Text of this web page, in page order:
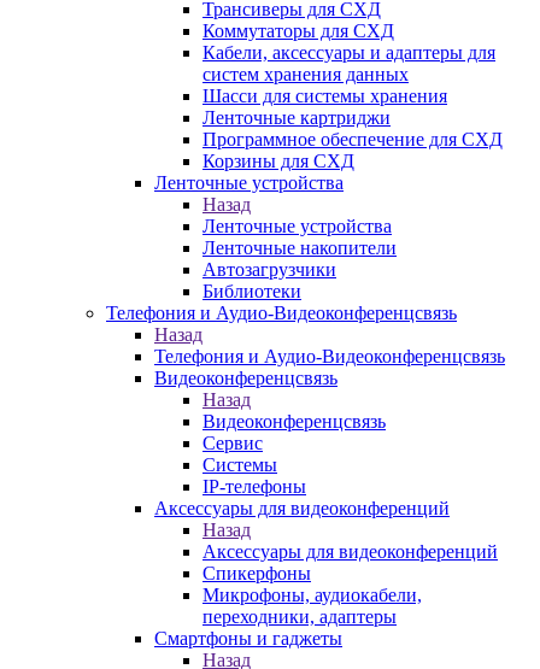
Трансиверы для СХД
Коммутаторы для СХД
Кабели, аксессуары и адаптеры для
систем хранения данных
Шасси для системы хранения
Ленточные картриджи
Программное обеспечение для СХД
Корзины для СХД
Ленточные устройства
Назад
Ленточные устройства
Ленточные накопители
Автозагрузчики
Библиотеки
Телефония и Аудио-Видеоконференцсвязь
Назад
Телефония и Аудио-Видеоконференцсвязь
Видеоконференцсвязь
Назад
Видеоконференцсвязь
Сервис
Системы
IP-телефоны
Аксессуары для видеоконференций
Назад
Аксессуары для видеоконференций
Спикерфоны
Микрофоны, аудиокабели,
переходники, адаптеры
Смартфоны и гаджеты
Назад